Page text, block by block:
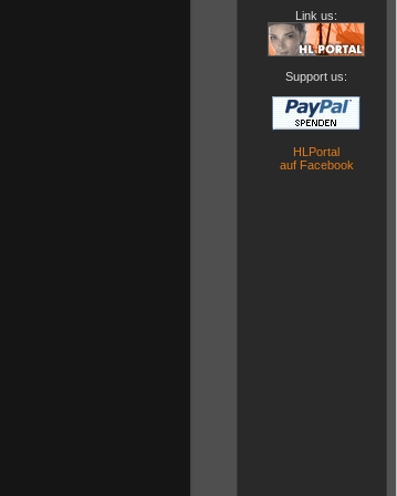
Link us:
Support us:
HLPortal
auf Facebook